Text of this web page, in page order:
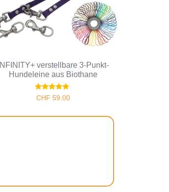
INFINITY+ verstellbare 3-Punkt-
Hundeleine aus Biothane
Bewertet
mit
von 5
CHF 59.00